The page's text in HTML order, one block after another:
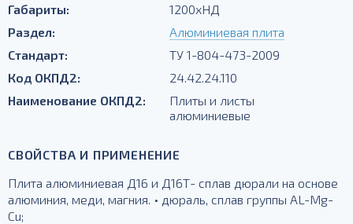
Габариты:
1200хНД
Раздел:
Алюминиевая плита
Стандарт:
ТУ 1-804-473-2009
Код ОКПД2:
24.42.24.110
Наименование ОКПД2:
Плиты и листы
алюминиевые
СВОЙСТВА И ПРИМЕНЕНИЕ
Плита алюминиевая Д16 и Д16Т- сплав дюрали на основе
алюминия, меди, магния. • дюраль, сплав группы AL-Mg-
Cu;